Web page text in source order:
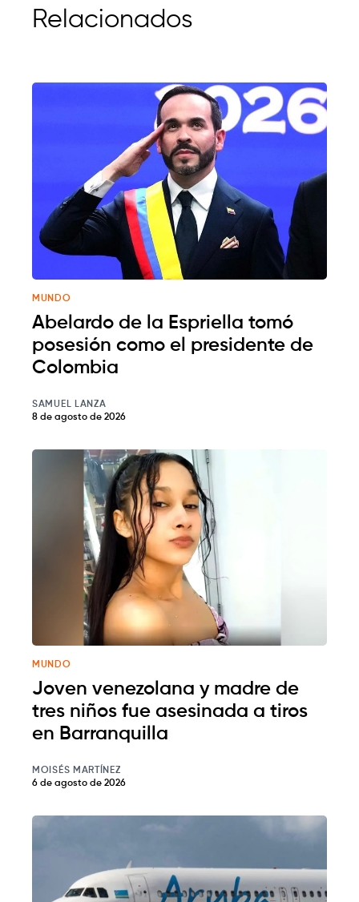
Relacionados
MUNDO
Abelardo de la Espriella tomó
posesión como el presidente de
Colombia
SAMUEL LANZA
8 de agosto de 2026
MUNDO
Joven venezolana y madre de
tres niños fue asesinada a tiros
en Barranquilla
MOISÉS MARTÍNEZ
6 de agosto de 2026